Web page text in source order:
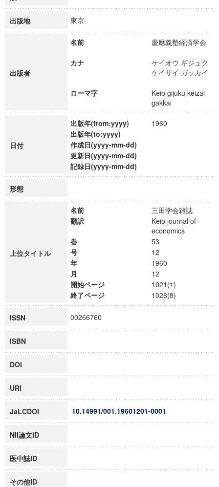
出版地 東京
出版者
名前 慶應義塾経済学会
カナ
ケイオウ ギジュク
ケイザイ ガッカイ
ローマ字
Keio gijuku keizai
gakkai
日付
出版年(from:yyyy)
1960
出版年(to:yyyy)
作成日(yyyy-mm-dd)
更新日(yyyy-mm-dd)
記録日(yyyy-mm-dd)
形態
上位タイトル
名前
三田学会雑誌
翻訳
Keio journal of
economics
巻
53
号
12
年
1960
月
12
開始ページ
1021(1)
終了ページ
1028(8)
ISSN 00266760
ISBN
DOI
URI
JaLCDOI 10.14991/001.19601201-0001
NII論文ID
医中誌ID
その他ID